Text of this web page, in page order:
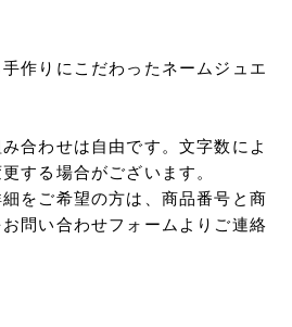
作りにこだわったネームジュエ
合わせは自由です。文字数によ
する場合がございます。
をご希望の方は、商品番号と商
問い合わせフォームよりご連絡